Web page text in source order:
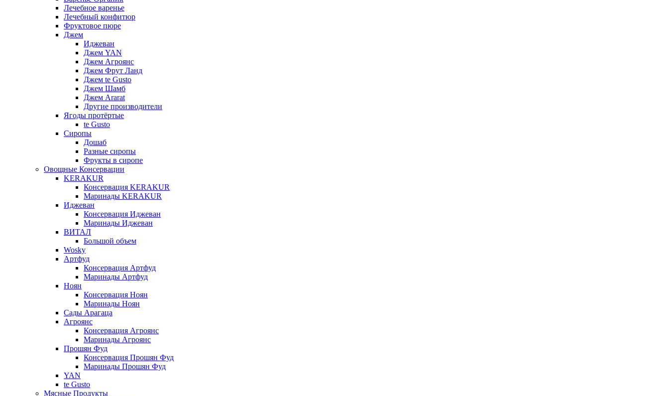
Лечебное варенье
Лечебный конфитюр
Фруктовое пюре
Джем
Иджеван
Джем YAN
Джем Агроянс
Джем Фрут Ланд
Джем te Gusto
Джем Шамб
Джем Ararat
Другие производители
Ягоды протёртые
te Gusto
Сиропы
Дошаб
Разные сиропы
Фрукты в сиропе
Овощные Консервации
KERAKUR
Консервация KERAKUR
Маринады KERAKUR
Иджеван
Консервация Иджеван
Маринады Иджеван
ВИТАЛ
Большой объем
Wosky
Артфуд
Консервация Артфуд
Маринады Артфуд
Ноян
Консервация Ноян
Маринады Ноян
Сады Арагаца
Агроянс
Консервация Агроянс
Маринады Агроянс
Прошян Фуд
Консервация Прошян Фуд
Маринады Прошян Фуд
YAN
te Gusto
Мясные Продукты